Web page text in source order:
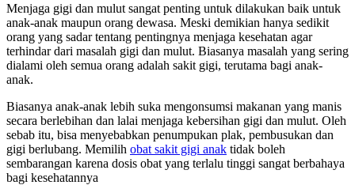
Menjaga gigi dan mulut sangat penting untuk dilakukan baik untuk
anak-anak maupun orang dewasa. Meski demikian hanya sedikit
orang yang sadar tentang pentingnya menjaga kesehatan agar
terhindar dari masalah gigi dan mulut. Biasanya masalah yang sering
dialami oleh semua orang adalah sakit gigi, terutama bagi anak-
anak.
Biasanya anak-anak lebih suka mengonsumsi makanan yang manis
secara berlebihan dan lalai menjaga kebersihan gigi dan mulut. Oleh
sebab itu, bisa menyebabkan penumpukan plak, pembusukan dan
gigi berlubang. Memilih obat sakit gigi anak tidak boleh
sembarangan karena dosis obat yang terlalu tinggi sangat berbahaya
bagi kesehatannya